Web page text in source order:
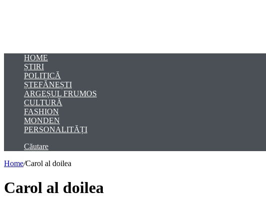
HOME
ȘTIRI
POLITICĂ
ȘTEFĂNEȘTI
ARGEȘUL FRUMOS
CULTURĂ
FASHION
MONDEN
PERSONALITĂȚI
Căutare
Home/Carol al doilea
Carol al doilea